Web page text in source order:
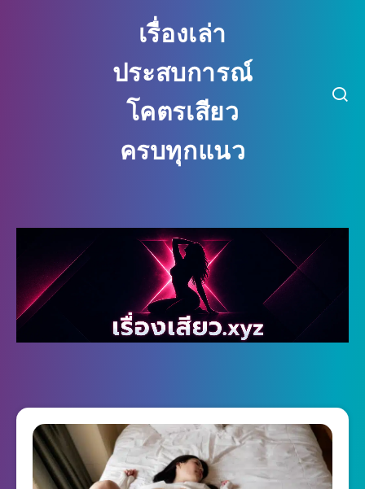
เรื่องเล่า
ประสบการณ์
โคตรเสียว
ครบทุกแนว